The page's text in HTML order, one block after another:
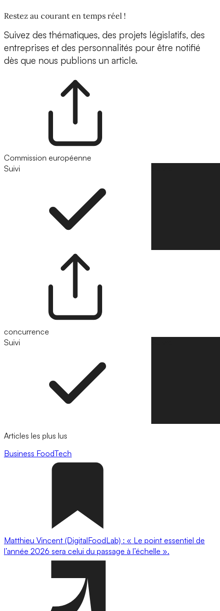
Restez au courant en temps réel !
Suivez des thématiques, des projets législatifs, des
entreprises et des personnalités pour être notifié
dès que nous publions un article.
Commission européenne
Suivi
concurrence
Suivi
Articles les plus lus
Business FoodTech
Matthieu Vincent (DigitalFoodLab) : « Le point essentiel de
l’année 2026 sera celui du passage à l’échelle ».